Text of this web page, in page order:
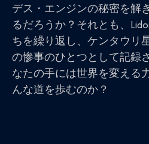
デス・エンジンの秘密を解
るだろうか？それとも、
ちを繰り返し、ケンタウリ
の惨事のひとつとして記録
なたの手には世界を変える
んな道を歩むのか？